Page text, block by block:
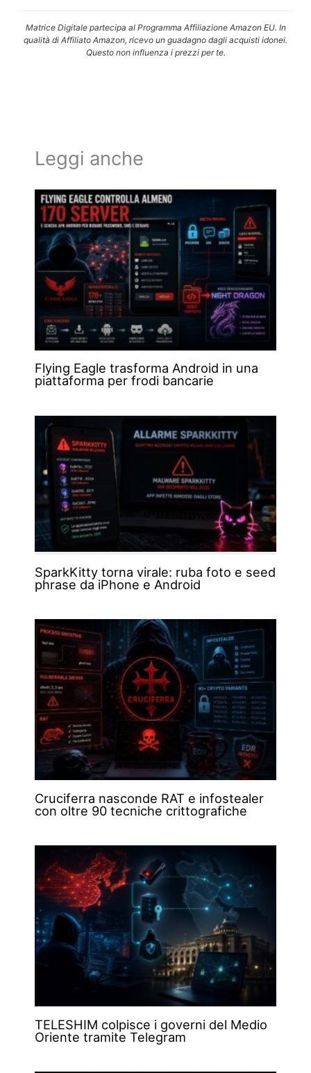
Matrice Digitale partecipa al Programma Affiliazione Amazon EU. In
qualità di Affiliato Amazon, ricevo un guadagno dagli acquisti idonei.
Questo non influenza i prezzi per te.
Leggi anche
Flying Eagle trasforma Android in una
piattaforma per frodi bancarie
SparkKitty torna virale: ruba foto e seed
phrase da iPhone e Android
Cruciferra nasconde RAT e infostealer
con oltre 90 tecniche crittografiche
TELESHIM colpisce i governi del Medio
Oriente tramite Telegram